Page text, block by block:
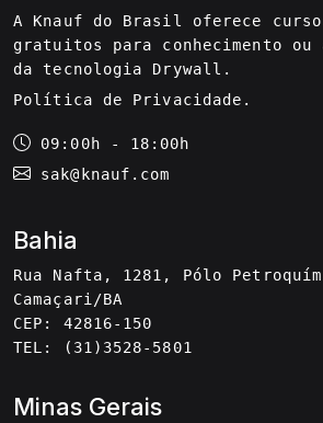
A Knauf do Brasil oferece
gratuitos para conhecimento ou
da tecnologia Drywall.
Política de Privacidade .
09:00h - 18:00h
sak@knauf.com
Bahia
Rua Nafta, 1281, Pólo
Camaçari/BA
CEP: 42816-150
TEL: (31)3528-5801
Minas Gerais